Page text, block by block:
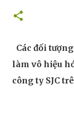
Các đối
làm vô hiệu
công ty SJC